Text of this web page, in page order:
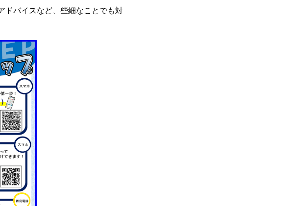
バイスなど、些細なことでも対